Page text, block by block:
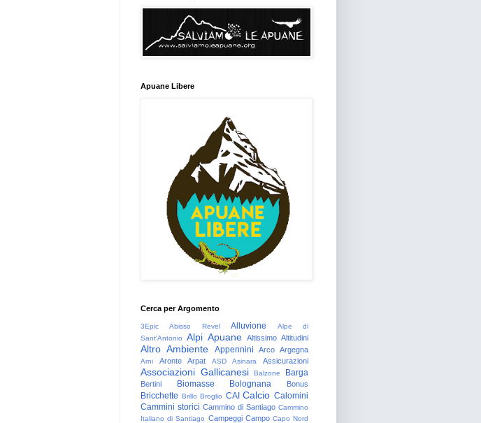
Apuane Libere
Cerca per Argomento
3Epic Abisso Revel Alluvione
Alpe di
Sant'Antonio
Alpi Apuane Altissimo Altitudini
Altro Ambiente Appennini Arco Argegna
Arni Aronte Arpat ASD Asinara Assicurazioni
Associazioni Gallicanesi Balzone Barga
Bertini Biomasse Bolognana Bonus
Bricchette Brillo Broglio CAI Calcio Calomini
Cammini storici Cammino di Santiago Cammino
Italiano di Santiago Campeggi Campo Capo Nord